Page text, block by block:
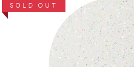
SOLD OUT
DÉTAILS